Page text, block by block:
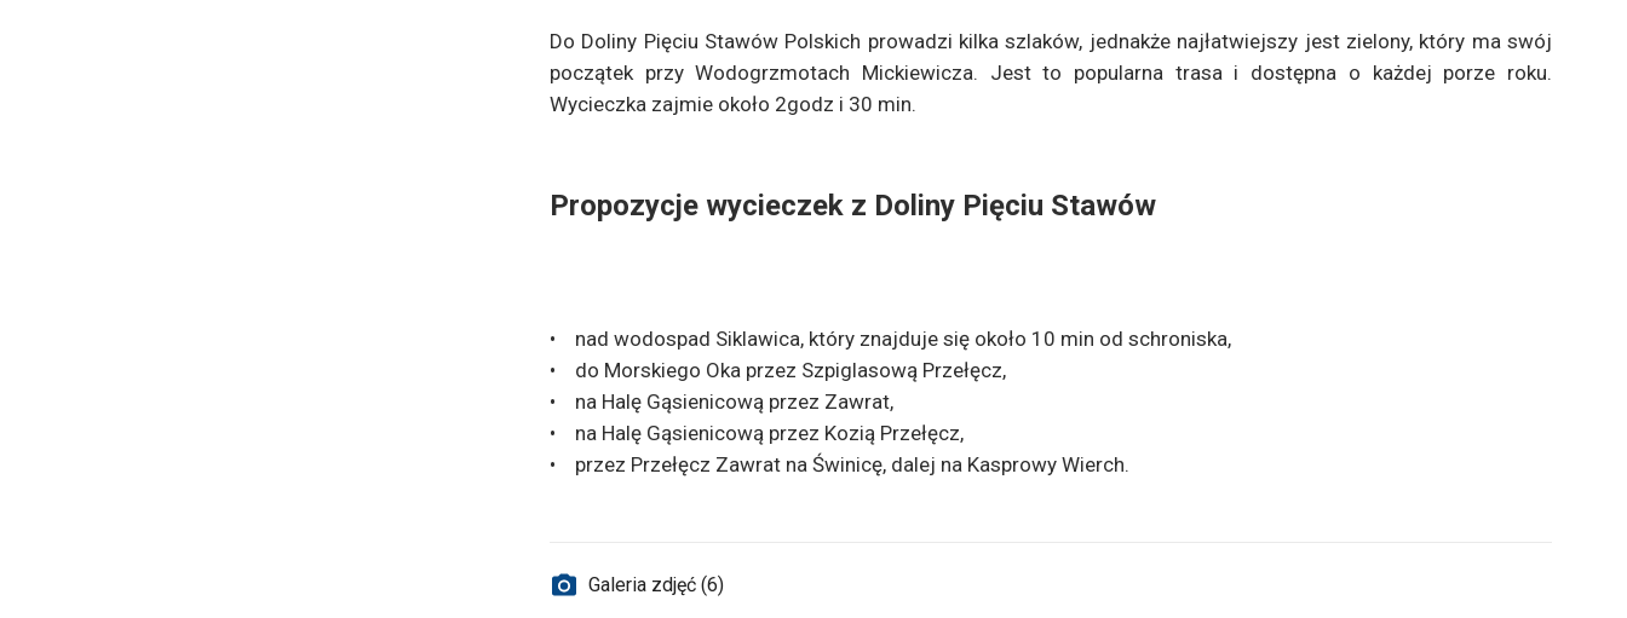
Do Doliny Pięciu Stawów Polskich prowadzi kilka szlaków, jednakże najłatwiejszy jest zielony, który ma swój
początek przy Wodogrzmotach Mickiewicza. Jest to popularna trasa i dostępna o każdej porze roku.
Wycieczka zajmie około 2godz i 30 min.
Propozycje wycieczek z Doliny Pięciu Stawów
• nad wodospad Siklawica, który znajduje się około 10 min od schroniska,
• do Morskiego Oka przez Szpiglasową Przełęcz,
• na Halę Gąsienicową przez Zawrat,
• na Halę Gąsienicową przez Kozią Przełęcz,
• przez Przełęcz Zawrat na Świnicę, dalej na Kasprowy Wierch.
Galeria zdjęć (6)